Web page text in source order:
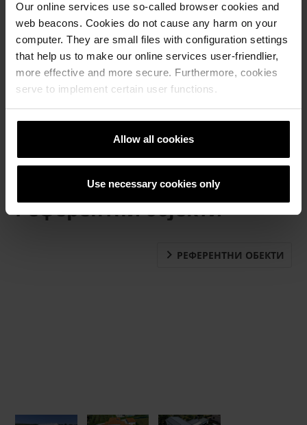
Our online services use so-called browser cookies and
web beacons. Cookies do not cause any harm on your
computer. They are small files with configuration settings
that help us to make our online services user-friendlier,
more effective and more secure. Furthermore, cookies
serve to implement certain user functions.
Allow all cookies
Use necessary cookies only
Референтни објекти
РЕФЕРЕНТНИ ОБЕКТИ